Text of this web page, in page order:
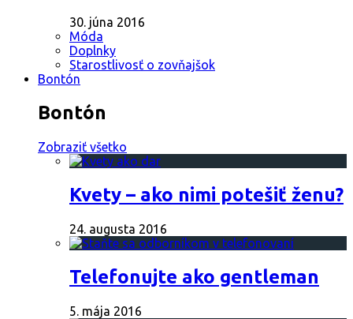
30. júna 2016
Móda
Doplnky
Starostlivosť o zovňajšok
Bontón
Bontón
Zobraziť všetko
Kvety – ako nimi potešiť ženu?
24. augusta 2016
Telefonujte ako gentleman
5. mája 2016